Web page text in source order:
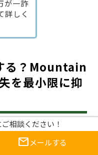
が一詐
詳しく
る？Mountain
を最小限に抑
相談ください！
mail メールする